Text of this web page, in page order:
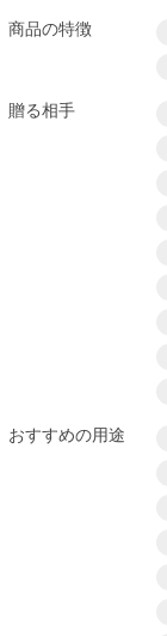
商品の特徴
贈る相手
おすすめの用途